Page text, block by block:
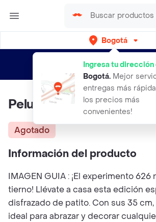
Bogotá
Ingresa tu dirección
Bogotá. Mejor
entregas más
los precios más
convenientes!
envíos gratis por semanas
Peluche Stitch Pato 35
Agotado
Información del producto
IMAGEN GUIA : ¡El experimento 626
tierno! Llévate a casa esta edición
disfrazado de patito. Con sus 35
ideal para abrazar y decorar